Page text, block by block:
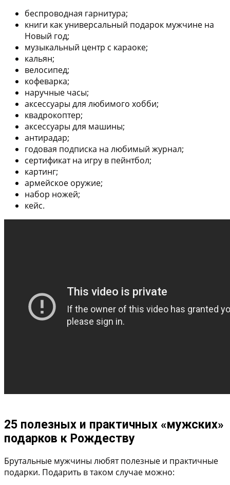
беспроводная гарнитура;
книги как универсальный подарок мужчине на
Новый год;
музыкальный центр с караоке;
кальян;
велосипед;
кофеварка;
наручные часы;
аксессуары для любимого хобби;
квадрокоптер;
аксессуары для машины;
антирадар;
годовая подписка на любимый журнал;
сертификат на игру в пейнтбол;
картинг;
армейское оружие;
набор ножей;
кейс.
25 полезных и практичных «мужских»
подарков к Рождеству
Брутальные мужчины любят полезные и практичные
подарки. Подарить в таком случае можно: